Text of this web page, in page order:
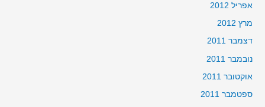
אפריל 2012
מרץ 2012
דצמבר 2011
נובמבר 2011
אוקטובר 2011
ספטמבר 2011